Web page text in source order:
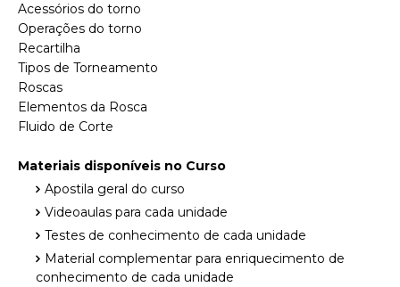
Acessórios do torno
Operações do torno
Recartilha
Tipos de Torneamento
Roscas
Elementos da Rosca
Fluido de Corte
Materiais disponíveis no Curso
Apostila geral do curso
Videoaulas para cada unidade
Testes de conhecimento de cada unidade
Material complementar para enriquecimento de
conhecimento de cada unidade